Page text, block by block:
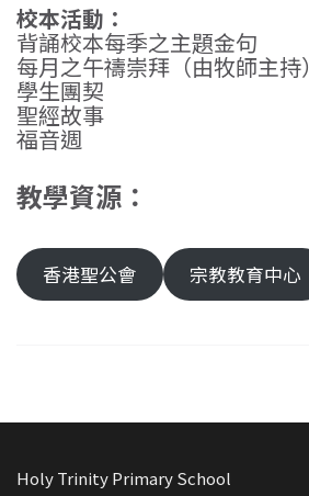
校本活動：
背誦校本每季之主題金句
每月之午禱崇拜（由牧師主持）
學生團契
聖經故事
福音週
教學資源：
香港聖公會 宗教教育中心
Holy Trinity Primary School